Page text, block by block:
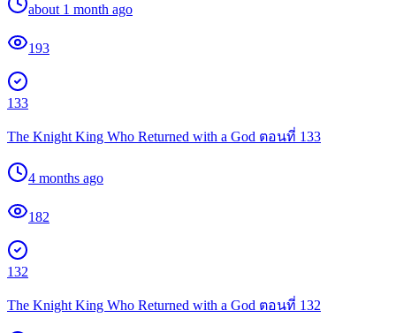
about 1 month ago
193
133
The Knight King Who Returned with a God ตอนที่ 133
4 months ago
182
132
The Knight King Who Returned with a God ตอนที่ 132